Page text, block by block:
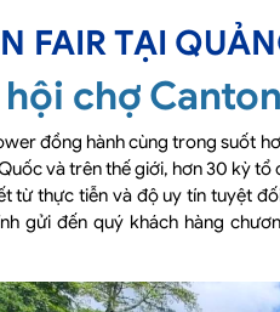
FAIR TẠI
chợ
đồng hành cùng trong suốt
và trên thế giới, hơn 30 kỳ
từ thực tiễn và độ uy tín tuyệt
gửi đến quý khách hàng